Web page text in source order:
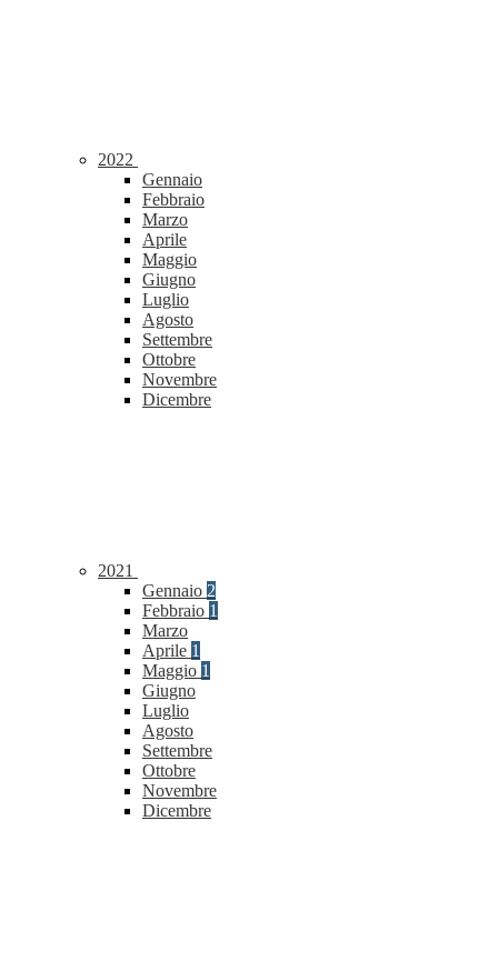
2022
Gennaio
Febbraio
Marzo
Aprile
Maggio
Giugno
Luglio
Agosto
Settembre
Ottobre
Novembre
Dicembre
2021
Gennaio 2
Febbraio 1
Marzo
Aprile 1
Maggio 1
Giugno
Luglio
Agosto
Settembre
Ottobre
Novembre
Dicembre